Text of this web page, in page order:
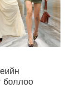
боллоо